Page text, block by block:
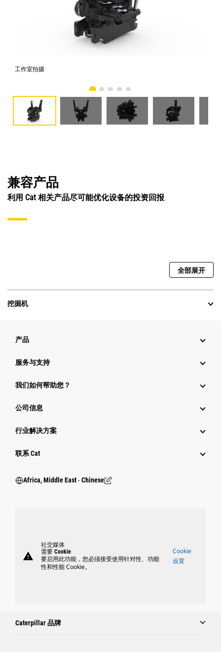
工作室拍摄
兼容产品
利用 Cat 相关产品尽可能优化设备的投资回报
全部展开
挖掘机
产品
服务与支持
我们如何帮助您？
公司信息
行业解决方案
行业
联系 Cat
Africa, Middle East ‧ Chinese
warning
社交媒体
需要 Cookie
要启用此功能，您必须接受使用针对性、功能
性和性能 Cookie。
Cookie
设置
Caterpillar 品牌